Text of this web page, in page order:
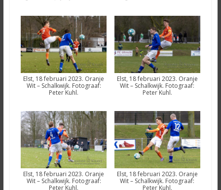
Elst, 18 februari 2023. Oranje
Wit – Schalkwijk. Fotograaf:
Peter Kuhl.
Elst, 18 februari 2023. Oranje
Wit – Schalkwijk. Fotograaf:
Peter Kuhl.
Elst, 18 februari 2023. Oranje
Wit – Schalkwijk. Fotograaf:
Peter Kuhl.
Elst, 18 februari 2023. Oranje
Wit – Schalkwijk. Fotograaf:
Peter Kuhl.